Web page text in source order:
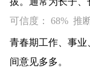
可信度： 68% 推
青春期工作、事业
间意见多多。